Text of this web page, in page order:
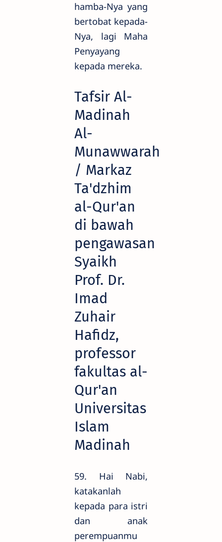
hamba-Nya yang
bertobat kepada-
Nya, lagi Maha
Penyayang
kepada mereka.
Tafsir Al-
Madinah
Al-
Munawwarah
/ Markaz
Ta'dzhim
al-Qur'an
di bawah
pengawasan
Syaikh
Prof. Dr.
Imad
Zuhair
Hafidz,
professor
fakultas al-
Qur'an
Universitas
Islam
Madinah
59. Hai Nabi,
katakanlah
kepada para istri
dan anak
perempuanmu